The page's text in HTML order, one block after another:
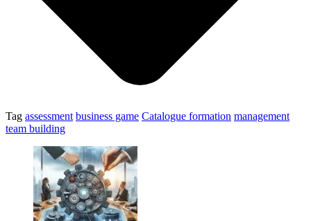
Tag assessment business game Catalogue formation management
team building